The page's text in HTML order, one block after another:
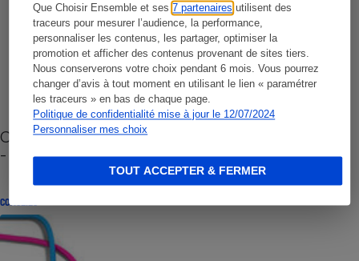
Que Choisir Ensemble et ses7 partenaires utilisent des
traceurs pour mesurer l’audience, la performance,
personnaliser les contenus, les partager, optimiser la
promotion et afficher des contenus provenant de sites tiers.
Nous conserverons votre choix pendant 6 mois. Vous pourrez
changer d’avis à tout moment en utilisant le lien « paramétrer
les traceurs » en bas de chaque page.
Politique de confidentialité mise à jour le 12/07/2024
Personnaliser mes choix
TOUT ACCEPTER & FERMER
Cafetière à capsules zéro déchet CoffeeB (vidéo)
- Premières impressions
CONSEILS